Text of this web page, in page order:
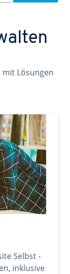
mit Lösungen
Selbst -
inklusive